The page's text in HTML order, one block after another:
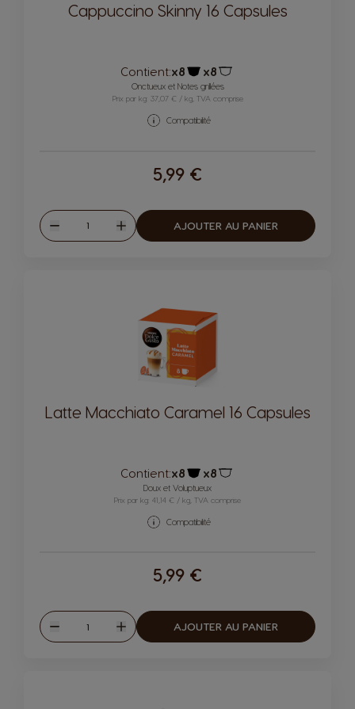
Cappuccino Skinny 16 Capsules
Contient:x8
Icône capsules
x8
Icône capsules
Onctueux et Notes grillées
Prix par kg: 37,07 € / kg, TVA comprise
Compatibilité
5,99 €
Diminuer
Quantité
Augmenter
AJOUTER AU PANIER
Latte Macchiato Caramel 16 Capsules
Contient:x8
Icône capsules
x8
Doux et Voluptueux
Prix par kg: 41,14 € / kg, TVA comprise
Compatibilité
5,99 €
Diminuer
Quantité
Augmenter
AJOUTER AU PANIER